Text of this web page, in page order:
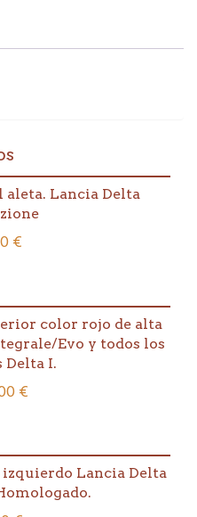
Lancia Delta
€
color rojo de alta
Evo y todos los
Delta I.
€
Lancia Delta